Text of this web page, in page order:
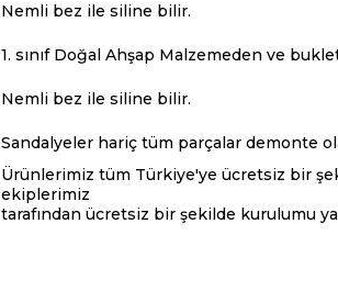
Nemli bez ile siline bilir.
1. sınıf Doğal Ahşap Malzemeden ve
Nemli bez ile siline bilir.
Sandalyeler hariç tüm parçalar demonte
Ürünlerimiz tüm Türkiye'ye ücretsiz bir
ekiplerimiz
tarafından ücretsiz bir şekilde kurulumu